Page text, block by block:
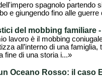
spagnolo partendo
e giungendo fino alle guerre
del mobbing familiare -
lavoro è il mobbing
all’interno di una famiglia,
fine di una storia i...»
Oceano Rosso: il caso